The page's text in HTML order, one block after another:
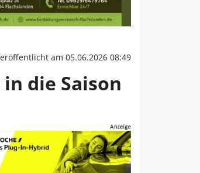
am 05.06.2026 08:49
die Saison